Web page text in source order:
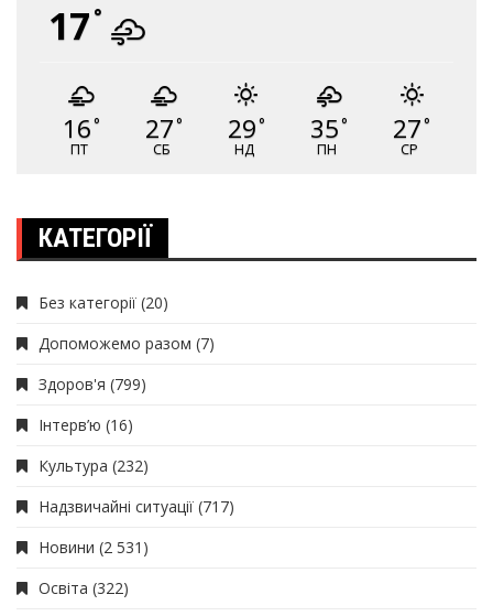
17 °
16°
ПТ
27°
СБ
29°
НД
35°
ПН
27°
СР
КАТЕГОРІЇ
Без категорії (20)
Допоможемо разом (7)
Здоров'я (799)
Інтерв’ю (16)
Культура (232)
Надзвичайні ситуації (717)
Новини (2 531)
Освіта (322)